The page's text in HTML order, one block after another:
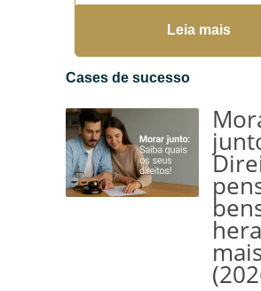
autorais são
para garantir que
conteúdo tenham
Leia mais
Cases de sucesso